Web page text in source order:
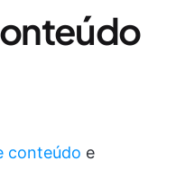
conteúdo e